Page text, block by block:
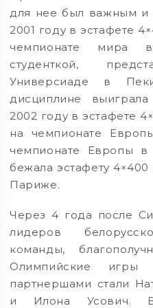
для нее был важным и
2001 году в эстафете
чемпионате мира
студенткой,
Универсиаде в
дисциплине
2002 году в эстафете
на чемпионате
чемпионате Европы
бежала эстафету
Париже.
Через 4 года после
лидеров
команды,
Олимпийские
партнершами стали
и Илона Усович.